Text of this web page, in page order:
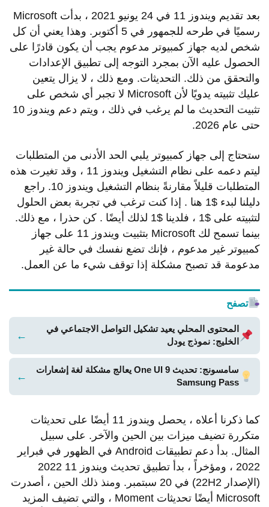
بعد تقديم ويندوز 11 في 24 يونيو 2021 ، بدأت Microsoft
رسميًا في طرحه للجمهور في 5 أكتوبر. وهذا يعني أن كل
شخص لديه جهاز كمبيوتر مدعوم يجب أن يكون قادرًا على
الحصول عليه الآن بمجرد التوجه إلى تطبيق الإعدادات
والتحقق من ذلك. التحديثات. ومع ذلك ، لا يزال يتعين
عليك تثبيته يدويًا لأن Microsoft لا تجبر أي شخص على
تثبيت التحديث ما لم يرغب في ذلك ، ويتم دعم ويندوز 10
حتى عام 2026.
ستحتاج إلى جهاز كمبيوتر يلبي الحد الأدنى من المتطلبات
ليتم دعمه على نظام التشغيل ويندوز 11 ، وقد تغيرت هذه
المتطلبات قليلاً مقارنةً بنظام التشغيل ويندوز 10. راجع
دليلنا لبدء $1 هنا . إذا كنت ترغب في تجربة بعض الحلول
لتثبيته على $1 ، فلدينا $1 لذلك أيضًا . كن حذرا ، مع ذلك.
بينما تسمح لك Microsoft بتثبيت ويندوز 11 على جهاز
كمبيوتر غير مدعوم ، فإنك تضع نفسك في حالة غير
مدعومة قد تصبح مشكلة إذا توقف شيء ما عن العمل.
تصفح
المحتوى المحلي يعيد تشكيل التواصل الاجتماعي في
الخليج: نموذج يودل
←
سامسونج: تحديث One UI 9 يعالج مشكلة لغة إشعارات
Samsung Pass
←
كما ذكرنا أعلاه ، يحصل ويندوز 11 أيضًا على تحديثات
متكررة تضيف ميزات بين الحين والآخر. على سبيل
المثال. بدأ دعم تطبيقات Android في الظهور في فبراير
2022 ، ومؤخراً ، بدأ تطبيق تحديث ويندوز 11 2022
(الإصدار 22H2) في 20 سبتمبر. ومنذ ذلك الحين ، أصدرت
Microsoft أيضًا تحديثات Moment ، والتي تضيف المزيد